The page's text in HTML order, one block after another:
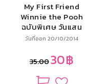
My First Friend
Winnie the Pooh
ฉบับพิเศษ วันแสน
สนุก! Have a
วันที่ออก 20/10/2014
35.0030฿